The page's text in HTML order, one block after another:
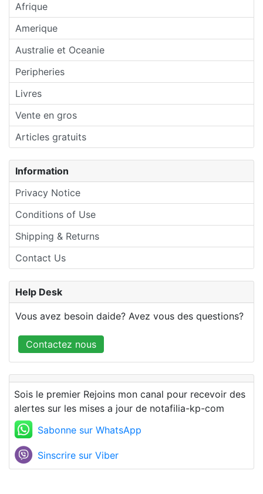
Afrique
Amerique
Australie et Oceanie
Peripheries
Livres
Vente en gros
Articles gratuits
Information
Privacy Notice
Conditions of Use
Shipping & Returns
Contact Us
Help Desk
Vous avez besoin daide? Avez vous des questions?
Contactez nous
Sois le premier Rejoins mon canal pour recevoir des
alertes sur les mises a jour de notafilia-kp-com
Sabonne sur WhatsApp
Sinscrire sur Viber